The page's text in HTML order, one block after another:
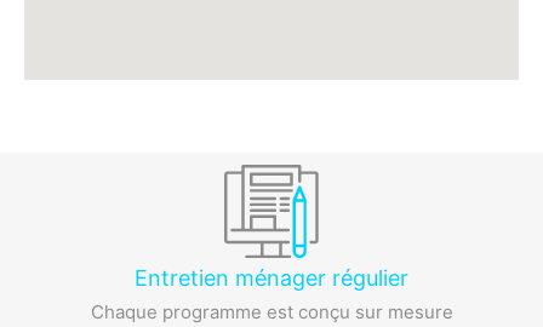
Entretien ménager régulier
Chaque programme est conçu sur mesure